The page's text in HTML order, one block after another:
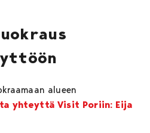
alueen
yhteyttä Visit Poriin: Eija